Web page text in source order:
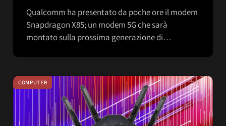
Qualcomm ha presentato da poche ore il modem
Snapdragon X85; un modem 5G che sarà
montato sulla prossima generazione di…
COMPUTER